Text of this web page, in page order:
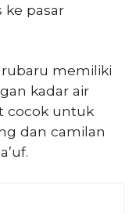
pasar
rubaru memiliki
kadar air
cocok untuk
dan camilan